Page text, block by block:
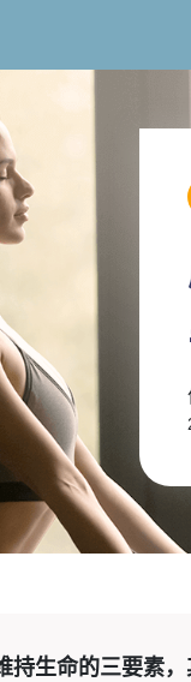
持生命的三要素